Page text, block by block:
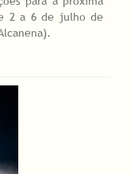
2 a 6 de julho de